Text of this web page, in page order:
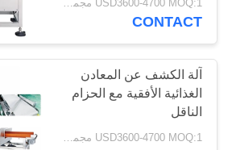
USD3600-4700 MOQ:1 مجموعة
CONTACT
آلة الكشف عن المعادن
الغذائية الأفقية مع الحزام
الناقل
USD3600-4700 MOQ:1 مجموعة